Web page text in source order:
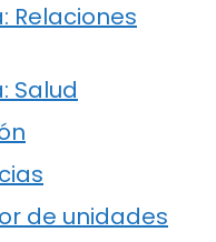
Relaciones
Salud
de unidades